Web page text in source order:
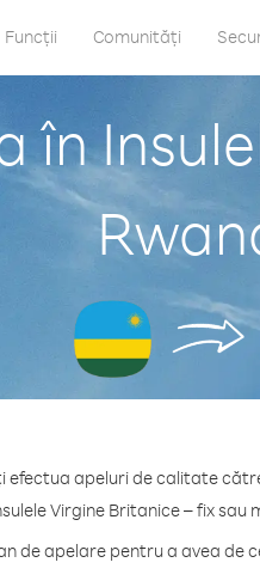
Funcții Comunități
în
efectua apeluri de calitate
Virgine Britanice – fix sau
de apelare pentru a avea de